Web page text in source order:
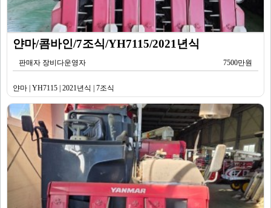
얀마/콤바인/7조식/YH7115/2021년식
판매자 장비다운영자 7500만원
얀마 | YH7115 | 2021년식 | 7조식